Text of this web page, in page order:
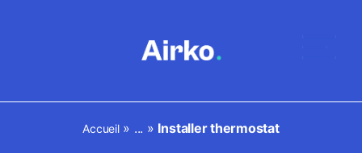
Accueil» ... » Installer thermostat